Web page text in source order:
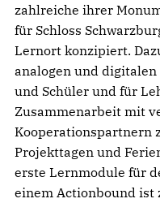
zahlreiche ihrer
für Schloss
Lernort konzipiert.
analogen und
und Schüler und für
Zusammenarbeit mit
Kooperationspartnern
Projekttagen und
erste Lernmodule für
einem Actionbound ist